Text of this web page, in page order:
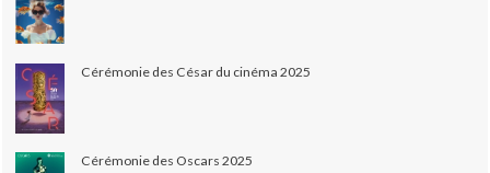
Cérémonie des César du cinéma 2025
Cérémonie des Oscars 2025